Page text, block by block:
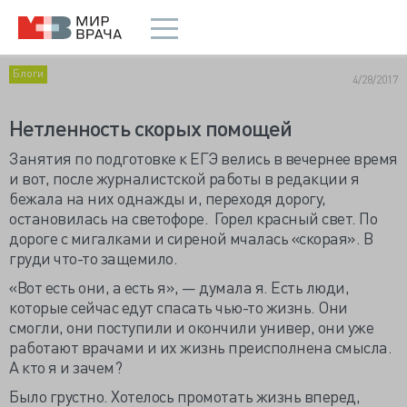
Блоги 4/28/2017
Нетленность скорых помощей
Занятия по подготовке к ЕГЭ велись в вечернее время
и вот, после журналистской работы в редакции я
бежала на них однажды и, переходя дорогу,
остановилась на светофоре. Горел красный свет. По
дороге с мигалками и сиреной мчалась «скорая». В
груди что-то защемило.
«Вот есть они, а есть я», — думала я. Есть люди,
которые сейчас едут спасать чью-то жизнь. Они
смогли, они поступили и окончили универ, они уже
работают врачами и их жизнь преисполнена смысла.
А кто я и зачем?
Было грустно. Хотелось промотать жизнь вперед,